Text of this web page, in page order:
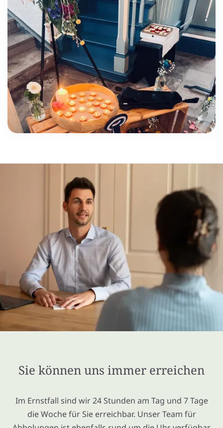
Sie können uns immer erreichen
Im Ernstfall sind wir 24 Stunden am Tag und 7 Tage
die Woche für Sie erreichbar. Unser Team für